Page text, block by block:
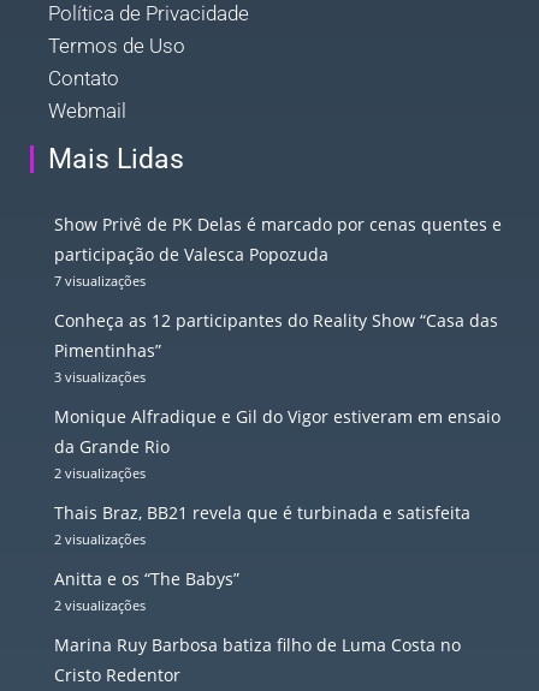
Política de Privacidade
Termos de Uso
Contato
Webmail
Mais Lidas
Show Privê de PK Delas é marcado por cenas quentes e
participação de Valesca Popozuda
7 visualizações
Conheça as 12 participantes do Reality Show “Casa das
Pimentinhas”
3 visualizações
Monique Alfradique e Gil do Vigor estiveram em ensaio
da Grande Rio
2 visualizações
Thais Braz, BB21 revela que é turbinada e satisfeita
2 visualizações
Anitta e os “The Babys”
2 visualizações
Marina Ruy Barbosa batiza filho de Luma Costa no
Cristo Redentor